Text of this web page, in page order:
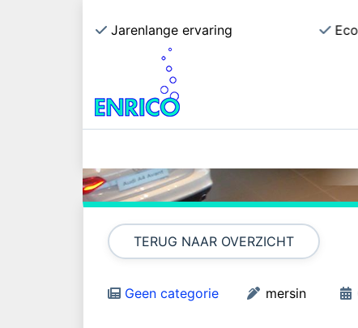
Jarenlange ervaring
TERUG NAAR OVERZICHT
Geen categorie mersin